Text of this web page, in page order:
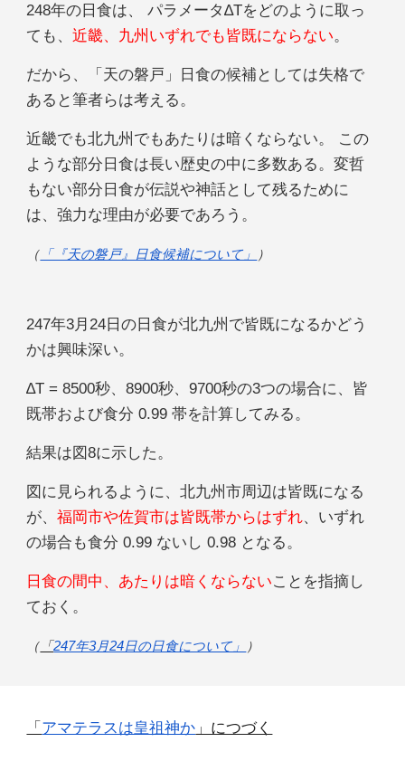
248年の日食は、 パラメータ∆Tをどのように取っ
ても、近畿、九州いずれでも皆既にならない。
だから、「天の磐戸」日食の候補としては失格で
あると筆者らは考える。
近畿でも北九州でもあたりは暗くならない。 この
ような部分日食は長い歴史の中に多数ある。変哲
もない部分日食が伝説や神話として残るために
は、強力な理由が必要であろう。
（ 「『天の磐戸』日食候補について」 ）
247年3月24日の日食が北九州で皆既になるかどう
かは興味深い。
∆T = 8500秒、8900秒、9700秒の3つの場合に、皆
既帯および食分 0.99 帯を計算してみる。
結果は図8に示した。
図に見られるように、北九州市周辺は皆既になる
が、福岡市や佐賀市は皆既帯からはずれ、いずれ
の場合も食分 0.99 ないし 0.98 となる。
日食の間中、あたりは暗くならないことを指摘し
ておく。
（ 「247年3月24日の日食について」 ）
「アマテラスは皇祖神か 」につづく